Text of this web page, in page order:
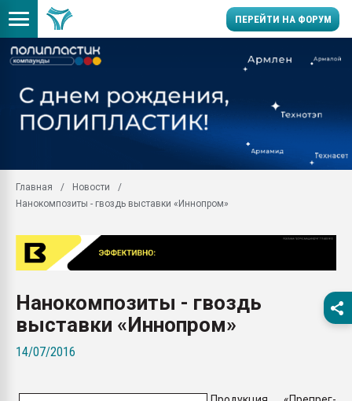
ПЕРЕЙТИ НА ФОРУМ
Подмосковье, Москва
первый план в
Материал поверхности
Продам отходы
поликарбоната и АБС-
Главная
Новости
Нанокомпозиты - гвоздь выставки «Иннопром»
Нанокомпозиты - гвоздь
выставки «Иннопром»
14/07/2016